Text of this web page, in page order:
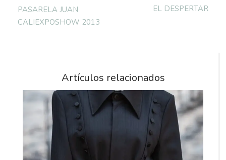
PASARELA JUAN
CALIEXPOSHOW 2013
EL DESPERTAR
Artículos relacionados